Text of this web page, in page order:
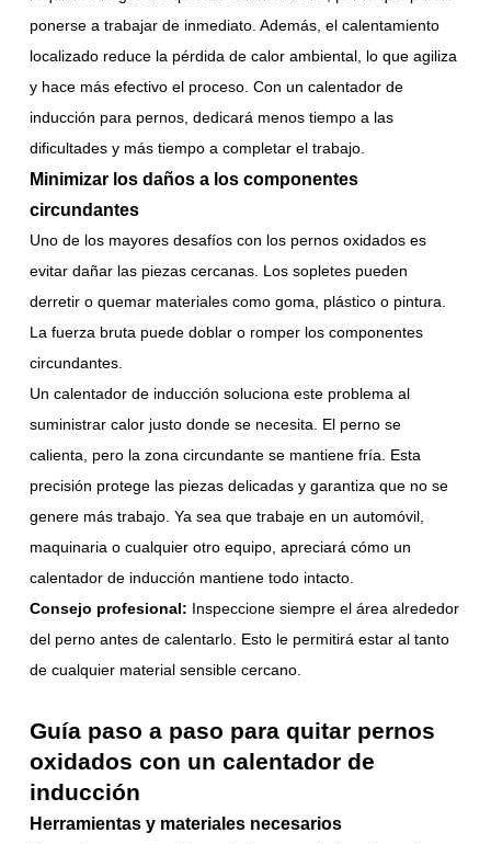
ponerse a trabajar de inmediato. Además, el calentamiento
localizado reduce la pérdida de calor ambiental, lo que agiliza
y hace más efectivo el proceso. Con un calentador de
inducción para pernos, dedicará menos tiempo a las
dificultades y más tiempo a completar el trabajo.
Minimizar los daños a los componentes
circundantes
Uno de los mayores desafíos con los pernos oxidados es
evitar dañar las piezas cercanas. Los sopletes pueden
derretir o quemar materiales como goma, plástico o pintura.
La fuerza bruta puede doblar o romper los componentes
circundantes.
Un calentador de inducción soluciona este problema al
suministrar calor justo donde se necesita. El perno se
calienta, pero la zona circundante se mantiene fría. Esta
precisión protege las piezas delicadas y garantiza que no se
genere más trabajo. Ya sea que trabaje en un automóvil,
maquinaria o cualquier otro equipo, apreciará cómo un
calentador de inducción mantiene todo intacto.
Consejo profesional: Inspeccione siempre el área alrededor
del perno antes de calentarlo. Esto le permitirá estar al tanto
de cualquier material sensible cercano.
Guía paso a paso para quitar pernos
oxidados con un calentador de
inducción
Herramientas y materiales necesarios